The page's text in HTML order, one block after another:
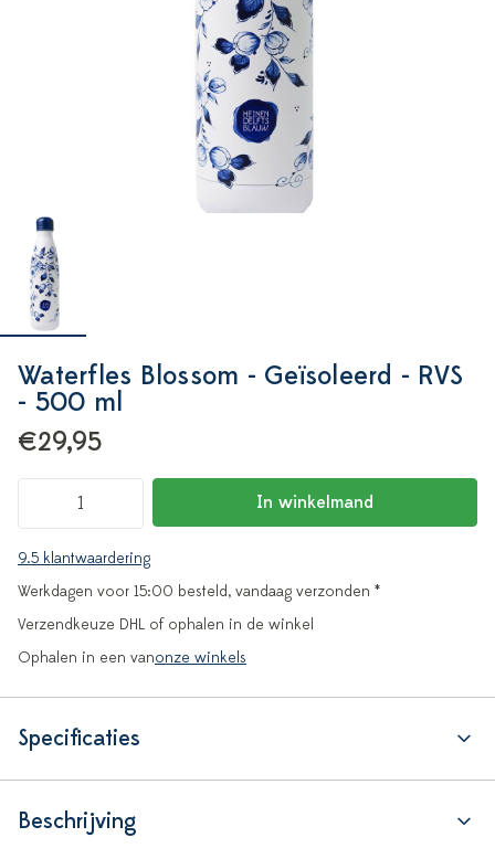
Waterfles Blossom - Geïsoleerd - RVS
- 500 ml
€29,95
In winkelmand
9.5 klantwaardering
Werkdagen voor 15:00 besteld, vandaag verzonden *
Verzendkeuze DHL of ophalen in de winkel
Ophalen in een vanonze winkels
Specificaties
Beschrijving